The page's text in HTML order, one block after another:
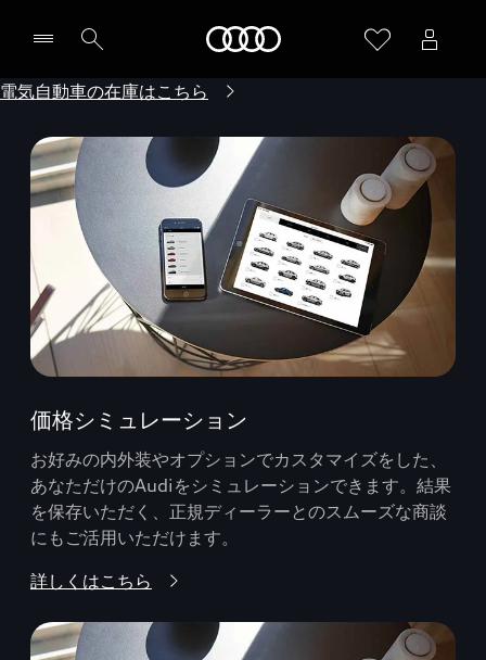
電気自動車の在庫はこちら
価格シミュレーション
お好みの内外装やオプションでカスタマイズをした、
あなただけのAudiをシミュレーションできます。結果
を保存いただく、正規ディーラーとのスムーズな商談
にもご活用いただけます。
詳しくはこちら